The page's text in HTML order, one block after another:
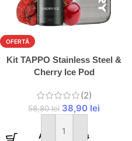
OFERTĂ
Kit TAPPO Stainless Steel &
Cherry Ice Pod
(2)
58,80lei 38,90 lei
Adaugă în coș